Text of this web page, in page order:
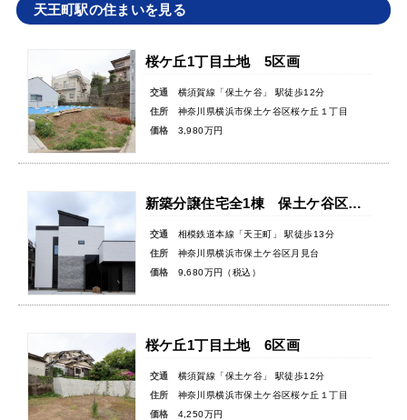
天王町駅の住まいを見る
桜ケ丘1丁目土地 5区画
交通
横須賀線「保土ケ谷」 駅徒歩12分
住所
神奈川県横浜市保土ケ谷区桜ケ丘１丁目
価格
3,980万円
新築分譲住宅全1棟 保土ケ谷区月見台
交通
相模鉄道本線「天王町」 駅徒歩13分
住所
神奈川県横浜市保土ケ谷区月見台
価格
9,680万円（税込）
桜ケ丘1丁目土地 6区画
交通
横須賀線「保土ケ谷」 駅徒歩12分
住所
神奈川県横浜市保土ケ谷区桜ケ丘１丁目
価格
4,250万円